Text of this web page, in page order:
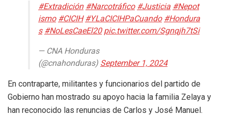
#Extradición#Narcotráfico#Justicia#Nepot
ismo#CICIH#YLaCICIHPaCuando#Hondura
s#NoLesCaeEl20pic.twitter.com/Sgnqjh7tSi
— CNA Honduras
(@cnahonduras)September 1, 2024
En contraparte, militantes y funcionarios del partido de
Gobierno han mostrado su apoyo hacia la familia Zelaya y
han reconocido las renuncias de Carlos y José Manuel.